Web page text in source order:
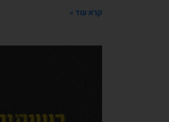
קרא עוד »